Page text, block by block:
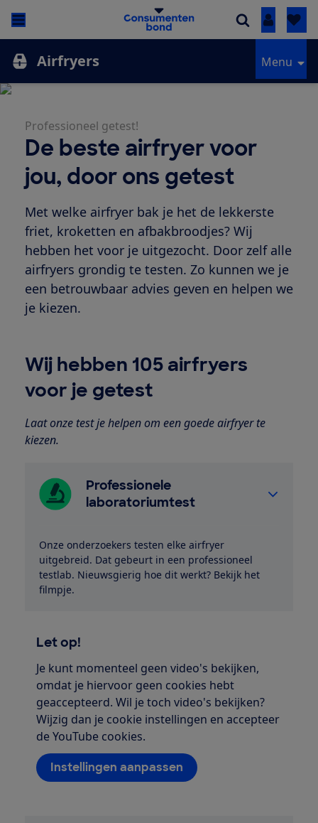
Inloggen
Airfryers Menu
Professioneel getest!
De beste airfryer voor
jou, door ons getest
Met welke airfryer bak je het de lekkerste
friet, kroketten en afbakbroodjes? Wij
hebben het voor je uitgezocht. Door zelf alle
airfryers grondig te testen. Zo kunnen we je
een betrouwbaar advies geven en helpen we
je kiezen.
Wij hebben 105 airfryers
voor je getest
Laat onze test je helpen om een goede airfryer te
kiezen.
Professionele
laboratoriumtest
Onze onderzoekers testen elke airfryer
uitgebreid. Dat gebeurt in een professioneel
testlab. Nieuwsgierig hoe dit werkt? Bekijk het
filmpje.
Let op!
Je kunt momenteel geen video's bekijken,
omdat je hiervoor geen cookies hebt
geaccepteerd. Wil je toch video's bekijken?
Wijzig dan je cookie instellingen en accepteer
de YouTube cookies.
Instellingen aanpassen